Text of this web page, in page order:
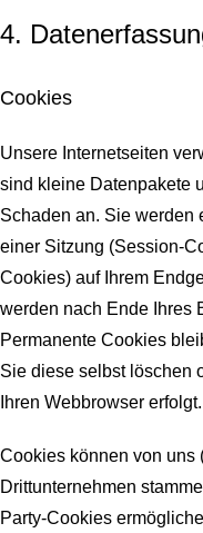
4.
Cookies
Unsere Internetseiten
sind kleine Datenpakete
Schaden an. Sie werden
einer Sitzung (Session-
Cookies) auf Ihrem
werden nach Ende Ihres
Permanente Cookies
Sie diese selbst löschen
Ihren Webbrowser erfolgt.
Cookies können von uns
Drittunternehmen
Party-Cookies